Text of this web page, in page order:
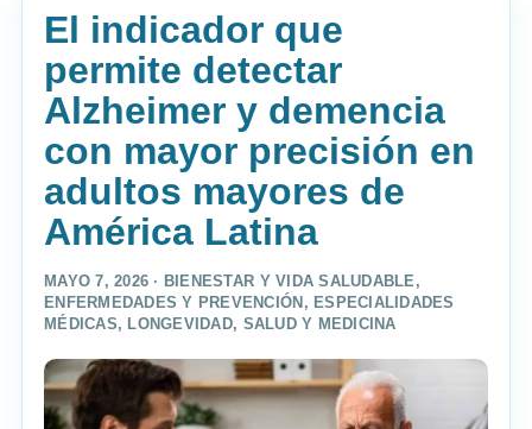
El indicador que
permite detectar
Alzheimer y demencia
con mayor precisión en
adultos mayores de
América Latina
MAYO 7, 2026 · BIENESTAR Y VIDA SALUDABLE,
ENFERMEDADES Y PREVENCIÓN , ESPECIALIDADES
MÉDICAS, LONGEVIDAD, SALUD Y MEDICINA